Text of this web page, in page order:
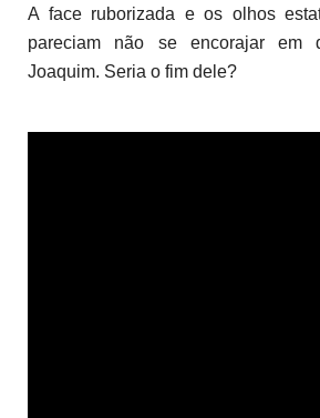
A face ruborizada e os olhos
pareciam não se encorajar em
Joaquim. Seria o fim dele?